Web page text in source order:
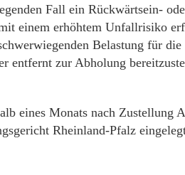
Fall ein Rückwärtsein-
einem erhöhtem Unfallrisiko
Belastung für
entfernt zur Abholung
eines Monats nach Zustellung
Rheinland-Pfalz